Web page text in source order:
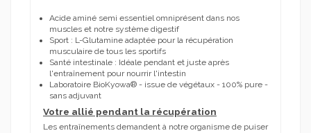
Acide aminé semi essentiel omniprésent dans nos
muscles et notre système digestif
Sport : L-Glutamine adaptée pour la récupération
musculaire de tous les sportifs
Santé intestinale : Idéale pendant et juste après
l'entraînement pour nourrir l'intestin
Laboratoire BioKyowa® - issue de végétaux - 100% pure -
sans adjuvant
Votre allié pendant la récupération
Les entraînements demandent à notre organisme de puiser